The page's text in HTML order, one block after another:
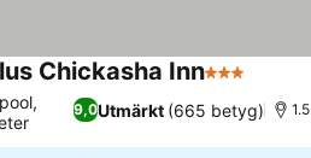
Chickasha Inn3 Stjärnor
9,0Utmärkt (665 betyg)